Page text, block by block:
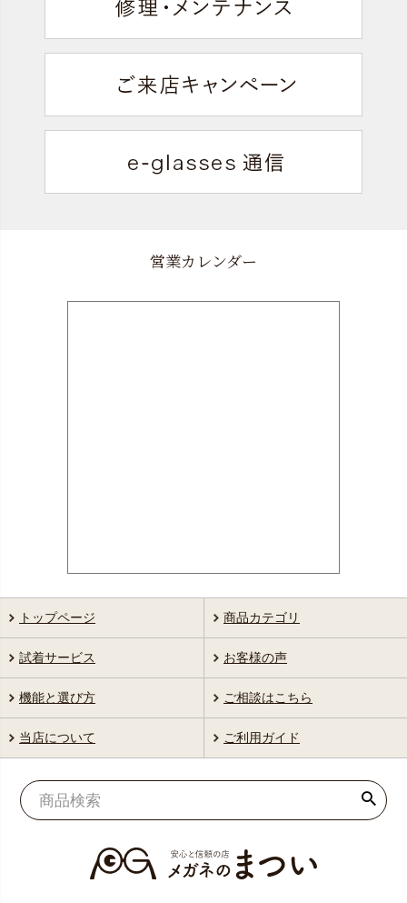
営業カレンダー
トップページ 商品カテゴリ
試着サービス お客様の声
機能と選び方 ご相談はこちら
当店について ご利用ガイド